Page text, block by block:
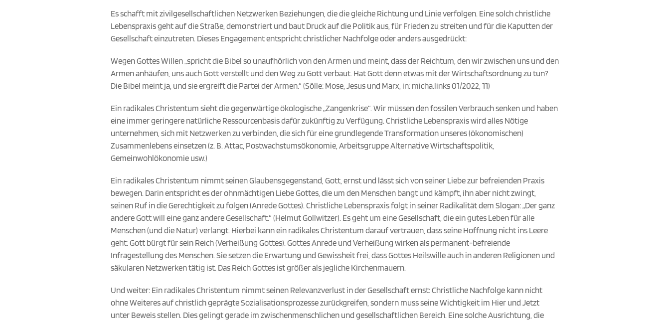
Es schafft mit zivilgesellschaftlichen Netzwerken Beziehungen, die die gleiche Richtung und Linie verfolgen. Eine solch christliche
Lebenspraxis geht auf die Straße, demonstriert und baut Druck auf die Politik aus, für Frieden zu streiten und für die Kaputten der
Gesellschaft einzutreten. Dieses Engagement entspricht christlicher Nachfolge oder anders ausgedrückt:
Wegen Gottes Willen „spricht die Bibel so unaufhörlich von den Armen und meint, dass der Reichtum, den wir zwischen uns und den
Armen anhäufen, uns auch Gott verstellt und den Weg zu Gott verbaut. Hat Gott denn etwas mit der Wirtschaftsordnung zu tun?
Die Bibel meint ja, und sie ergreift die Partei der Armen.“ (Sölle: Mose, Jesus und Marx, in: micha.links 01/2022, 11)
Ein radikales Christentum sieht die gegenwärtige ökologische „Zangenkrise“. Wir müssen den fossilen Verbrauch senken und haben
eine immer geringere natürliche Ressourcenbasis dafür zukünftig zu Verfügung. Christliche Lebenspraxis wird alles Nötige
unternehmen, sich mit Netzwerken zu verbinden, die sich für eine grundlegende Transformation unseres (ökonomischen)
Zusammenlebens einsetzen (z. B. Attac, Postwachstumsökonomie, Arbeitsgruppe Alternative Wirtschaftspolitik,
Gemeinwohlökonomie usw.)
Ein radikales Christentum nimmt seinen Glaubensgegenstand, Gott, ernst und lässt sich von seiner Liebe zur befreienden Praxis
bewegen. Darin entspricht es der ohnmächtigen Liebe Gottes, die um den Menschen bangt und kämpft, ihn aber nicht zwingt,
seinen Ruf in die Gerechtigkeit zu folgen (Anrede Gottes). Christliche Lebenspraxis folgt in seiner Radikalität dem Slogan: „Der ganz
andere Gott will eine ganz andere Gesellschaft.“ (Helmut Gollwitzer). Es geht um eine Gesellschaft, die ein gutes Leben für alle
Menschen (und die Natur) verlangt. Hierbei kann ein radikales Christentum darauf vertrauen, dass seine Hoffnung nicht ins Leere
geht: Gott bürgt für sein Reich (Verheißung Gottes). Gottes Anrede und Verheißung wirken als permanent-befreiende
Infragestellung des Menschen. Sie setzen die Erwartung und Gewissheit frei, dass Gottes Heilswille auch in anderen Religionen und
säkularen Netzwerken tätig ist. Das Reich Gottes ist größer als jegliche Kirchenmauern.
Und weiter: Ein radikales Christentum nimmt seinen Relevanzverlust in der Gesellschaft ernst: Christliche Nachfolge kann nicht
ohne Weiteres auf christlich geprägte Sozialisationsprozesse zurückgreifen, sondern muss seine Wichtigkeit im Hier und Jetzt
unter Beweis stellen. Dies gelingt gerade im zwischenmenschlichen und gesellschaftlichen Bereich. Eine solche Ausrichtung, die